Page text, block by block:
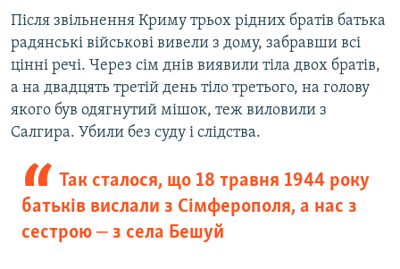
Після звільнення Криму трьох рідних братів батька
радянські військові вивели з дому, забравши всі
цінні речі. Через сім днів виявили тіла двох братів,
а на двадцять третій день тіло третього, на голову
якого був одягнутий мішок, теж виловили з
Салгира. Убили без суду і слідства.
Так сталося, що 18 травня 1944 року
батьків вислали з Сімферополя, а нас з
сестрою ‒ з села Бешуй